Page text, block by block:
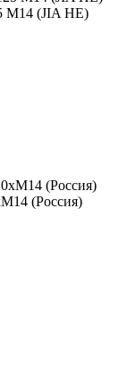
М14 (JIA HE)
(Россия)